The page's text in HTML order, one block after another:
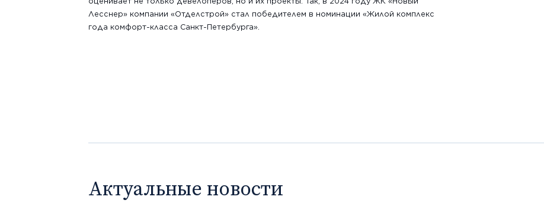
Лесснер» компании «Отделстрой» стал победителем в номинации «Жилой комплекс
года комфорт-класса Санкт-Петербурга».
Актуальные новости